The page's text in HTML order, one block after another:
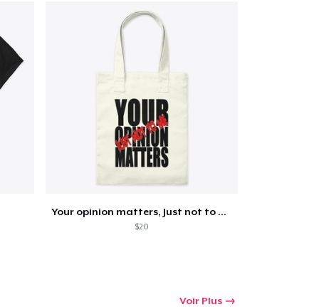
Your opinion matters, Just not to me!
$20
Voir Plus